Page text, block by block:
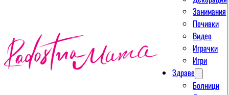
Занимания
Почивки
Видео
Играчки
Игри
Здраве
Болници